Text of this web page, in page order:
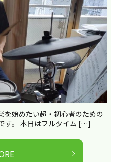
を始めたい超・初心者のための
す。 本日はフルタイム […]